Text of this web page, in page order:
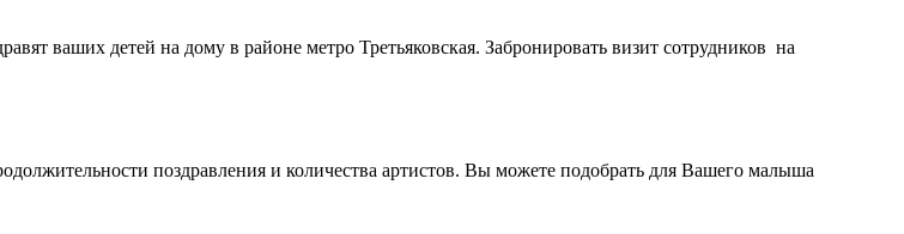
ваших детей на дому в районе метро Третьяковская. Забронировать визит сотрудников на
поздравления и количества артистов. Вы можете подобрать для Вашего малыша